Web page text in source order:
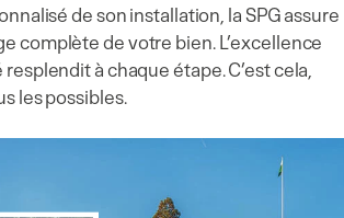
de son installation, la SPG assure
complète de votre bien. L’excellence
à chaque étape. C’est cela,
les possibles.